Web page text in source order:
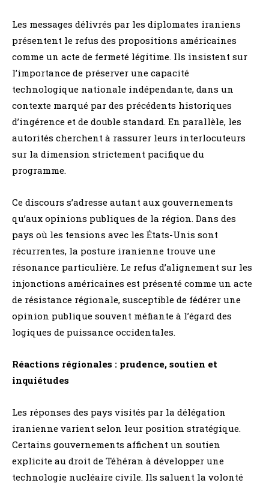
Les messages délivrés par les diplomates iraniens
présentent le refus des propositions américaines
comme un acte de fermeté légitime. Ils insistent sur
l’importance de préserver une capacité
technologique nationale indépendante, dans un
contexte marqué par des précédents historiques
d’ingérence et de double standard. En parallèle, les
autorités cherchent à rassurer leurs interlocuteurs
sur la dimension strictement pacifique du
programme.
Ce discours s’adresse autant aux gouvernements
qu’aux opinions publiques de la région. Dans des
pays où les tensions avec les États-Unis sont
récurrentes, la posture iranienne trouve une
résonance particulière. Le refus d’alignement sur les
injonctions américaines est présenté comme un acte
de résistance régionale, susceptible de fédérer une
opinion publique souvent méfiante à l’égard des
logiques de puissance occidentales.
Réactions régionales : prudence, soutien et
inquiétudes
Les réponses des pays visités par la délégation
iranienne varient selon leur position stratégique.
Certains gouvernements affichent un soutien
explicite au droit de Téhéran à développer une
technologie nucléaire civile. Ils saluent la volonté